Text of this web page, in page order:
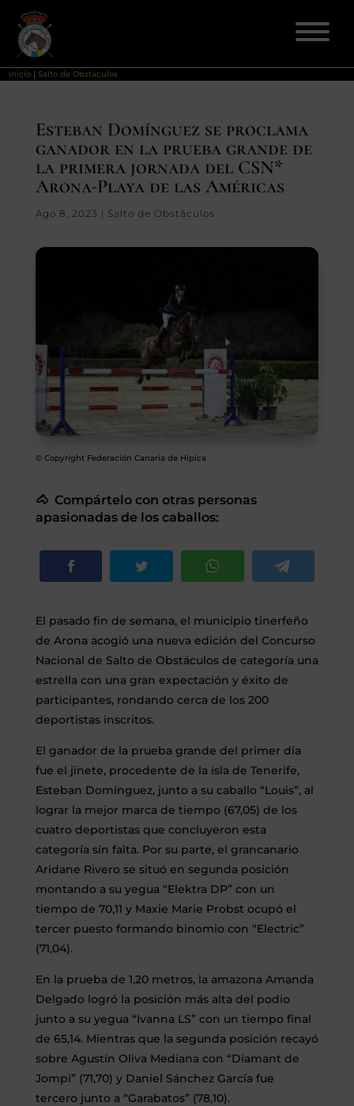
FEDERACIÓN
LICENCIAS
SEGUROS
CALENDARIO
ACTUALIDAD
928 366 908
 620 019 666
Tenerife
administracion@federacioncanariadehipica.com
 922 256 601
Inicio | Salto de Obstáculos
Esteban Domínguez se proclama
ganador en la prueba grande de
la primera jornada del CSN*
Arona-Playa de las Américas
Ago 8, 2023 | Salto de Obstáculos
© Copyright Federación Canaria de Hípica
🐴 Compártelo con otras personas
apasionadas de los caballos:
El pasado fin de semana, el municipio tinerfeño
de Arona acogió una nueva edición del Concurso
Nacional de Salto de Obstáculos de categoría una
estrella con una gran expectación y éxito de
participantes, rondando cerca de los 200
deportistas inscritos.
El ganador de la prueba grande del primer día
fue el jinete, procedente de la isla de Tenerife,
Esteban Domínguez, junto a su caballo “Louis”, al
lograr la mejor marca de tiempo (67,05) de los
cuatro deportistas que concluyeron esta
categoría sin falta. Por su parte, el grancanario
Aridane Rivero se situó en segunda posición
montando a su yegua “Elektra DP” con un
tiempo de 70,11 y Maxie Marie Probst ocupó el
tercer puesto formando binomio con “Electric”
(71,04).
En la prueba de 1,20 metros, la amazona Amanda
Delgado logró la posición más alta del podio
junto a su yegua “Ivanna LS” con un tiempo final
de 65,14. Mientras que la segunda posición recayó
sobre Agustín Oliva Mediana con “Diamant de
Jompi” (71,70) y Daniel Sánchez García fue
tercero junto a “Garabatos” (78,10).